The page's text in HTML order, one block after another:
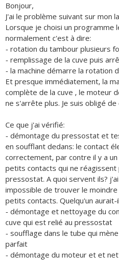
Bonjour,
J'ai le problème suivant sur mon
Lorsque je choisi un programme
normalement c'est à dire:
- rotation du tambour plusieurs
- remplissage de la cuve puis
- la machine démarre la rotation
Et presque immédiatement, la
complète de la cuve , le moteur
ne s'arrête plus. Je suis obligé
Ce que j'ai vérifié:
- démontage du pressostat et
en soufflant dedans: le contact
correctement, par contre il y a
petits contacts qui ne réagissent
pressostat. A quoi servent ils?
impossible de trouver le
petits contacts. Quelqu'un aurait-
- démontage et nettoyage du
cuve qui est relié au pressostat
- soufflage dans le tube qui
parfait
- démontage du moteur et et